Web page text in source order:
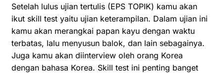
Setelah lulus ujian tertulis (EPS TOPIK) kamu akan
ikut skill test yaitu ujian keterampilan. Dalam ujian ini
kamu akan merangkai papan kayu dengan waktu
terbatas, lalu menyusun balok, dan lain sebagainya.
Juga kamu akan diinterview oleh orang Korea
dengan bahasa Korea. Skill test ini penting banget